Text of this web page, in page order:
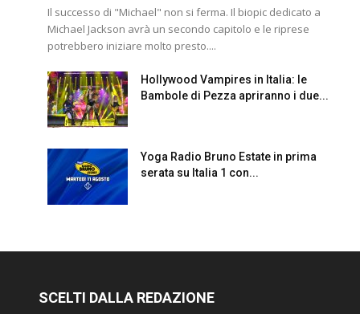
Il successo di "Michael" non si ferma. Il biopic dedicato a
Michael Jackson avrà un secondo capitolo e le riprese
potrebbero iniziare molto presto....
Hollywood Vampires in Italia: le
Bambole di Pezza apriranno i due...
Yoga Radio Bruno Estate in prima
serata su Italia 1 con...
SCELTI DALLA REDAZIONE